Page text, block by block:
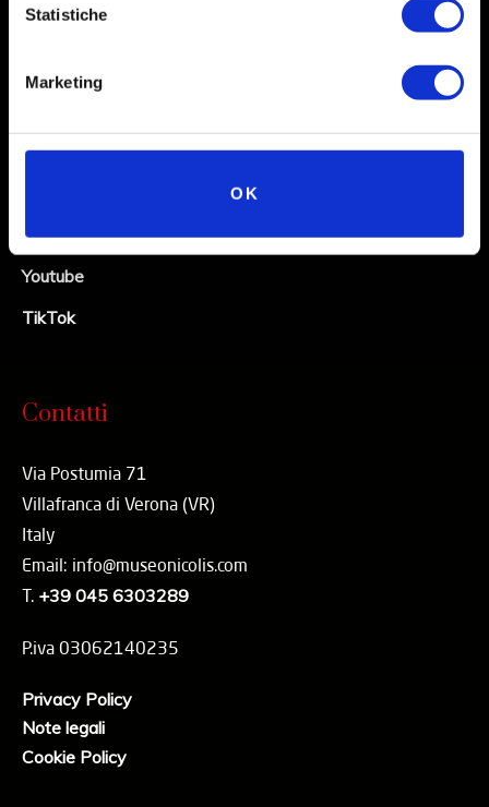
Statistiche
Marketing
OK
Facebook
Linkedin
Youtube
TikTok
Contatti
Via Postumia 71
Villafranca di Verona (VR)
Italy
Email: info@museonicolis.com
T. +39 045 6303289
P.iva 03062140235
Privacy Policy
Note legali
Cookie Policy